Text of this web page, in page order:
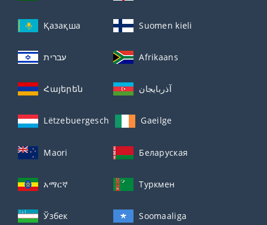
Қазақша Suomen kieli
עברית Afrikaans
Հայերեն آذربايجان
Lëtzebuergesch Gaeilge
Maori Беларуская
አማርኛ Туркмен
Ўзбек Soomaaliga